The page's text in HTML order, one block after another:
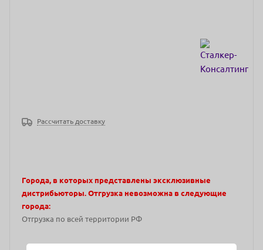
Рассчитать доставку
Города, в которых представлены эксклюзивные
дистрибьюторы. Отгрузка невозможна в следующие
города:
Отгрузка по всей территории РФ